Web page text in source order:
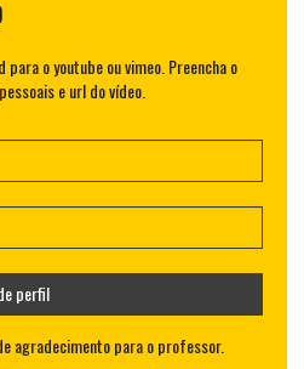
o youtube ou vimeo. Preencha o
e url do vídeo.
perfil
agradecimento para o professor.